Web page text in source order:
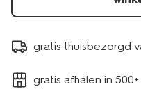
gratis thuisbezorgd
gratis afhalen in